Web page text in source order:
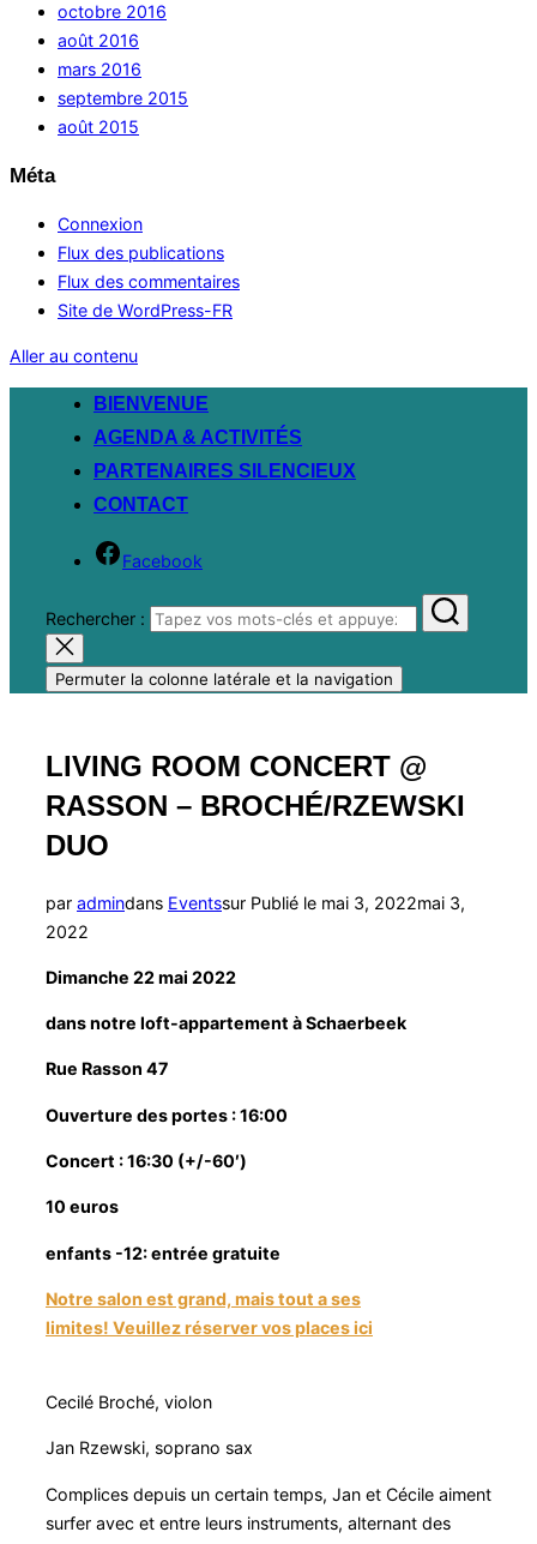
octobre 2016
août 2016
mars 2016
septembre 2015
août 2015
Méta
Connexion
Flux des publications
Flux des commentaires
Site de WordPress-FR
Aller au contenu
BIENVENUE
AGENDA & ACTIVITÉS
PARTENAIRES SILENCIEUX
CONTACT
Facebook
Rechercher :
Permuter la colonne latérale et la navigation
LIVING ROOM CONCERT @
RASSON – BROCHÉ/RZEWSKI
DUO
par admindans Eventssur Publié le mai 3, 2022mai 3,
2022
Dimanche 22 mai 2022
dans notre loft-appartement à Schaerbeek
Rue Rasson 47
Ouverture des portes : 16:00
Concert : 16:30 (+/-60′)
10 euros
enfants -12: entrée gratuite
Notre salon est grand, mais tout a ses
limites! Veuillez réserver vos places ici
Cecilé Broché, violon
Jan Rzewski, soprano sax
Complices depuis un certain temps, Jan et Cécile aiment
surfer avec et entre leurs instruments, alternant des